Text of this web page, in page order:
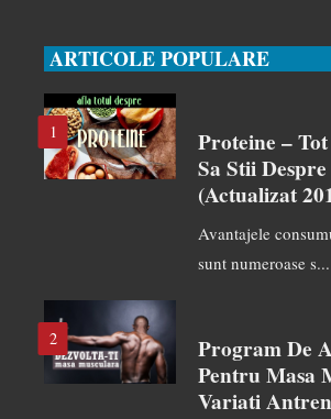
ARTICOLE POPULARE
1
Proteine –
Sa Stii
(actualizat
Avantajele
sunt numeroase s...
2
Program De
Pentru Masa
Variati